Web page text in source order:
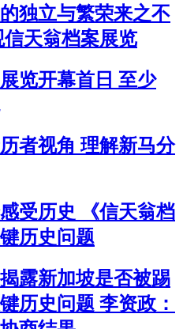
独立与繁荣来之不
天翁档案展览
览开幕首日 至少
者视角 理解新马分
受历史 《信天翁档
历史问题
露新加坡是否被踢
历史问题 李资政：